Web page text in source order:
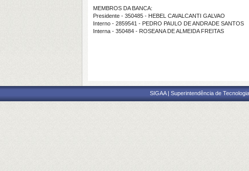
MEMBROS DA BANCA:
Presidente - 350485 - HEBEL CAVALCANTI GALVAO
Interno - 2859541 - PEDRO PAULO DE ANDRADE SANTOS
Interna - 350484 - ROSEANA DE ALMEIDA FREITAS
SIGAA | Superintendência de